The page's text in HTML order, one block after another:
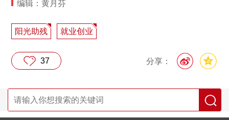
编辑：黄月芬
阳光助残 就业创业
分享：
37